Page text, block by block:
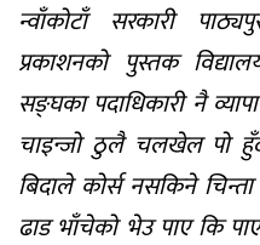
न्वाँकोटाँ सरकारी
प्रकाशनको पुस्तक
सङ्घका पदाधिकारी नै
चाइन्जो ठुलै चलखेल पो
बिदाले कोर्स नसकिने
ढाड भाँचेको भेउ पाए कि